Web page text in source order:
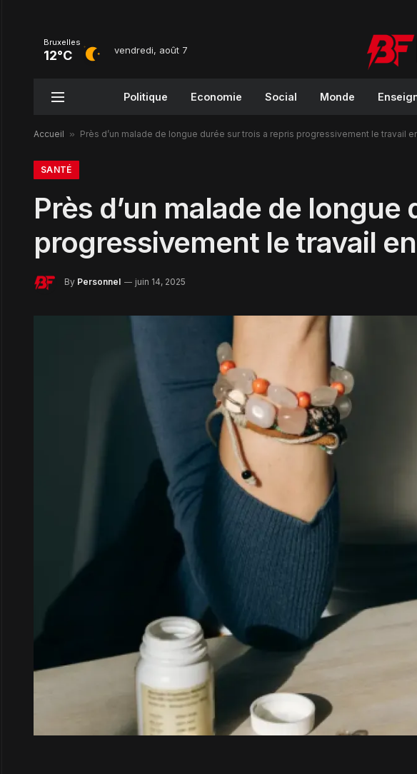
Bruxelles
12°C vendredi, août 7
Politique Economie Social Monde
Accueil » Près d’un malade de longue durée sur trois a repris progressivement le travail
SANTÉ
Près d’un malade de
progressivement le travail
By Personnel juin 14, 2025